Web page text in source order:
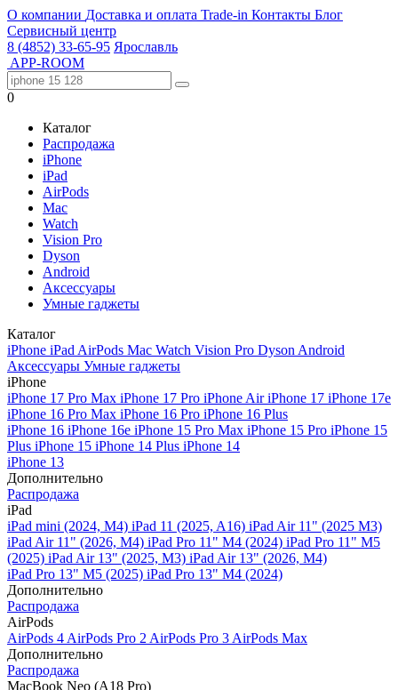
О компании Доставка и оплата Trade-in Контакты Блог
Сервисный центр
8 (4852) 33-65-95 Ярославль
APP-ROOM
0
Каталог
Распродажа
iPhone
iPad
AirPods
Mac
Watch
Vision Pro
Dyson
Android
Аксессуары
Умные гаджеты
Каталог
iPhone iPad AirPods Mac Watch Vision Pro Dyson Android
Аксессуары Умные гаджеты
iPhone
iPhone 17 Pro Max iPhone 17 Pro iPhone AiriPhone 17 iPhone 17e
iPhone 16 Pro Max iPhone 16 Pro iPhone 16 Plus
iPhone 16 iPhone 16e iPhone 15 Pro Max iPhone 15 Pro iPhone 15
Plus iPhone 15 iPhone 14 Plus iPhone 14
iPhone 13
Дополнительно
Распродажа
iPad
iPad mini (2024, M4) iPad 11 (2025, A16) iPad Air 11" (2025 M3)
iPad Air 11" (2026, M4) iPad Pro 11" M4 (2024) iPad Pro 11" M5
(2025) iPad Air 13" (2025, M3) iPad Air 13" (2026, M4)
iPad Pro 13" M5 (2025) iPad Pro 13" M4 (2024)
Дополнительно
Распродажа
AirPods
AirPods 4 AirPods Pro 2 AirPods Pro 3 AirPods Max
Дополнительно
Распродажа
MacBook Neo (A18 Pro)